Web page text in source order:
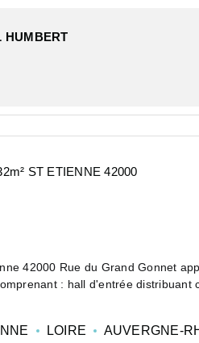
HUMBERT
ST ETIENNE 42000
pièces principales au troisième
: hall d'entrée
LOIRE AUVERGNE-